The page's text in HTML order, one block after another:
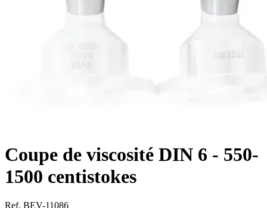
Coupe de viscosité DIN 6 - 550-
1500 centistokes
Ref. BEV-11086